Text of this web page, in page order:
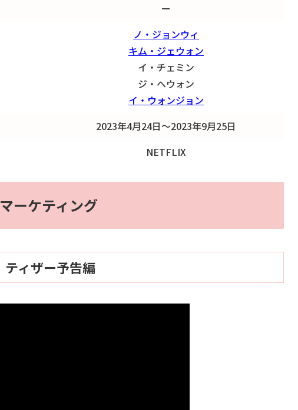
ー
ノ・ジョンウィ
キム・ジェウォン
イ・チェミン
ジ・へウォン
イ・ウォンジョン
2023年4月24日～2023年9月25日
NETFLIX
マーケティング
ティザー予告編